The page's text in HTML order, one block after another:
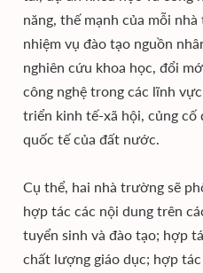
năng, thế mạnh của mỗi
nhiệm vụ đào tạo nguồn
nghiên cứu khoa học, đổi
công nghệ trong các lĩnh
triển kinh tế-xã hội, củng cố
quốc tế của đất nước.
Cụ thể, hai nhà trường sẽ
hợp tác các nội dung trên
tuyển sinh và đào tạo; hợp
chất lượng giáo dục; hợp